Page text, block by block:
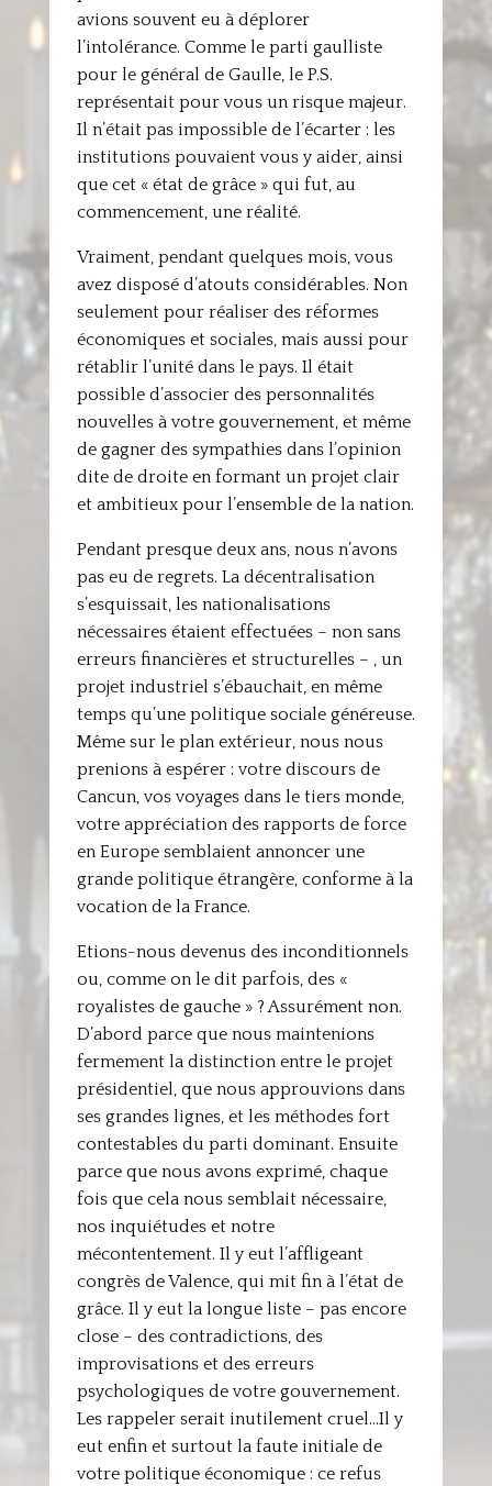
avions souvent eu à déplorer
l’intolérance. Comme le parti gaulliste
pour le général de Gaulle, le P.S.
représentait pour vous un risque majeur.
Il n’était pas impossible de l’écarter : les
institutions pouvaient vous y aider, ainsi
que cet « état de grâce » qui fut, au
commencement, une réalité.
Vraiment, pendant quelques mois, vous
avez disposé d’atouts considérables. Non
seulement pour réaliser des réformes
économiques et sociales, mais aussi pour
rétablir l’unité dans le pays. Il était
possible d’associer des personnalités
nouvelles à votre gouvernement, et même
de gagner des sympathies dans l’opinion
dite de droite en formant un projet clair
et ambitieux pour l’ensemble de la nation.
Pendant presque deux ans, nous n’avons
pas eu de regrets. La décentralisation
s’esquissait, les nationalisations
nécessaires étaient effectuées – non sans
erreurs financières et structurelles – , un
projet industriel s’ébauchait, en même
temps qu’une politique sociale généreuse.
Même sur le plan extérieur, nous nous
prenions à espérer : votre discours de
Cancun, vos voyages dans le tiers monde,
votre appréciation des rapports de force
en Europe semblaient annoncer une
grande politique étrangère, conforme à la
vocation de la France.
Etions-nous devenus des inconditionnels
ou, comme on le dit parfois, des «
royalistes de gauche » ? Assurément non.
D’abord parce que nous maintenions
fermement la distinction entre le projet
présidentiel, que nous approuvions dans
ses grandes lignes, et les méthodes fort
contestables du parti dominant. Ensuite
parce que nous avons exprimé, chaque
fois que cela nous semblait nécessaire,
nos inquiétudes et notre
mécontentement. Il y eut l’affligeant
congrès de Valence, qui mit fin à l’état de
grâce. Il y eut la longue liste – pas encore
close – des contradictions, des
improvisations et des erreurs
psychologiques de votre gouvernement.
Les rappeler serait inutilement cruel…Il y
eut enfin et surtout la faute initiale de
votre politique économique : ce refus